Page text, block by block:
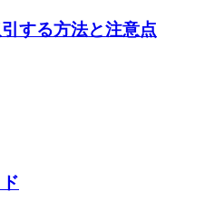
する方法と注意点